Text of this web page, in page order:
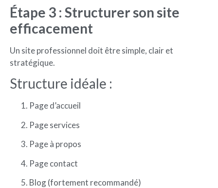
Étape 3 : Structurer son site
efficacement
Un site professionnel doit être simple, clair et
stratégique.
Structure idéale :
Page d’accueil
Page services
Page à propos
Page contact
Blog (fortement recommandé)